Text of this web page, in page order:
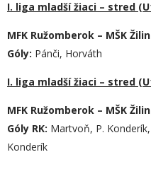
I. liga mladší žiaci – stred
MFK Ružomberok – MŠK
Góly: Pánči, Horváth
I. liga mladší žiaci – stred
MFK Ružomberok – MŠK
Góly RK: Martvoň, P.
Konderík